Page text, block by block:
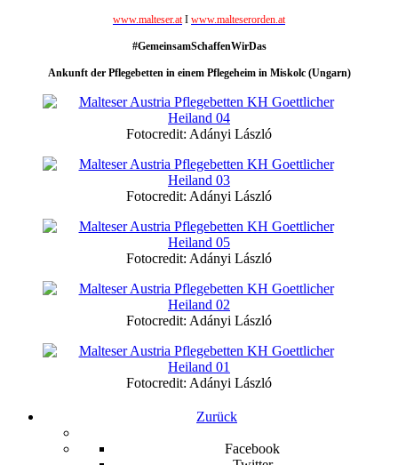
www.malteser.atI www.malteserorden.at
#GemeinsamSchaffenWirDas
Ankunft der Pflegebetten in einem Pflegeheim in Miskolc (Ungarn)
Fotocredit: Adányi László
Fotocredit: Adányi László
Fotocredit: Adányi László
Fotocredit: Adányi László
Fotocredit: Adányi László
Zurück
Facebook